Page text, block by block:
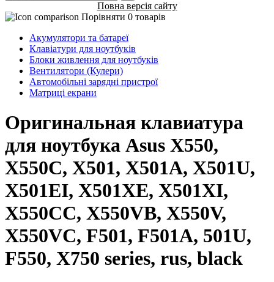
Повна версія сайту
Порівняти 0 товарів
Акумулятори та батареї
Клавіатури для ноутбуків
Блоки живлення для ноутбуків
Вентилятори (Кулери)
Автомобільні зарядні пристрої
Матриці екрани
Оригинальная клавиатура
для ноутбука Asus X550,
X550C, X501, X501A, X501U,
X501EI, X501XE, X501XI,
X550CC, X550VB, X550V,
X550VC, F501, F501A, 501U,
F550, X750 series, rus, black